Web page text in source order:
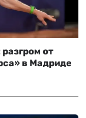
от
в Мадриде